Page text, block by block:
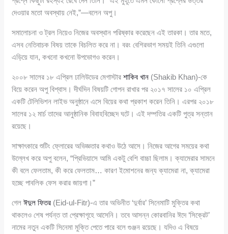
দেওয়ার মতো অবস্থায় নেই,”—বলেন অপু।
সমালোচনা ও ট্রল নিয়েও নিজের অবস্থান পরিষ্কার করেছেন এই তারকা। তার মতে,
এসব নেতিবাচক বিষয় তাকে বিচলিত করে না। বরং বেশিরভাগ সময়ই তিনি এগুলো
এড়িয়ে যান, কখনো কখনো উপভোগও করেন।
২০০৮ সালের ১৮ এপ্রিল ঢালিউডের মেগাস্টারশাকিব খান (Shakib Khan)-কে
বিয়ে করেন অপু বিশ্বাস। দীর্ঘদিন বিষয়টি গোপন রাখার পর ২০১৭ সালের ১০ এপ্রিল
একটি টেলিভিশন লাইভ অনুষ্ঠানে এসে বিয়ের কথা প্রকাশ করেন তিনি। এরপর ২০১৮
সালের ১২ মার্চ তাদের আনুষ্ঠানিক বিবাহবিচ্ছেদ ঘটে। এই দম্পতির একটি পুত্র সন্তান
রয়েছে।
সাক্ষাৎকারে শুটিং ফ্লোরের অভিজ্ঞতার কথাও উঠে আসে। নিজের আগের সময়ের কথা
উল্লেখ করে অপু বলেন, “প্রিভিয়াসে আমি একটু বেশি বাচ্চা ছিলাম। ক্যামেরার সামনে
কী বলে ফেলতাম, কী করে ফেলতাম… কারণ ইমোশনের জন্য ক্যামেরা না, ক্যামেরা
হচ্ছে পাবলিক ফেস করার জায়গা।”
গেলঈদুল ফিতর (Eid-ul-Fitr)-এ তার অভিনীত ‘দুর্বার’ সিনেমাটি মুক্তির কথা
থাকলেও শেষ পর্যন্ত তা প্রেক্ষাগৃহে আসেনি। তবে আসন্ন কোরবানির ঈদে ‘সিক্রেট’
নামের নতুন একটি সিনেমা মুক্তি পেতে পারে বলে গুঞ্জন রয়েছে। যদিও এ বিষয়ে